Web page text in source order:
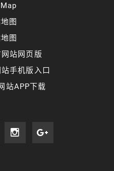
图
图
站网页版
手机版入口
站APP下载